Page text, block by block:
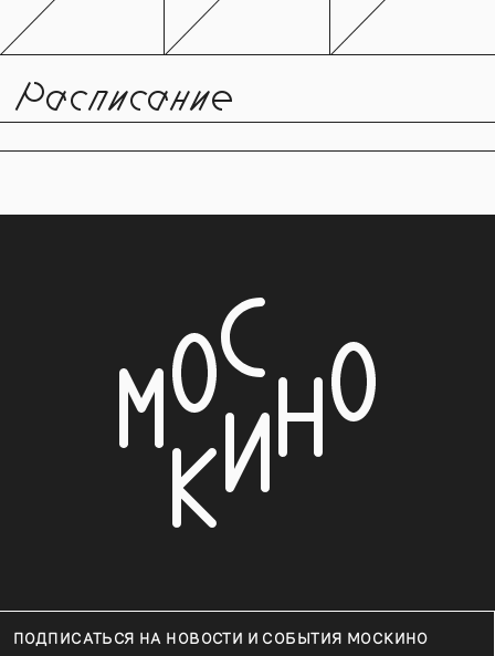
Расписание
ПОДПИСАТЬСЯ НА НОВОСТИ И СОБЫТИЯ МОСКИНО